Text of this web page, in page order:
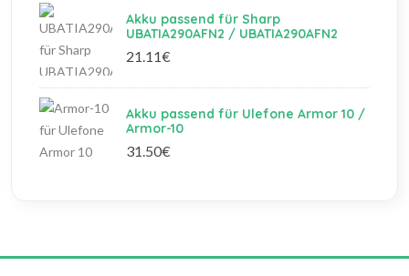
Akku passend für Sharp
UBATIA290AFN2 / UBATIA290AFN2
21.11€
Akku passend für Ulefone Armor 10 /
Armor-10
31.50€